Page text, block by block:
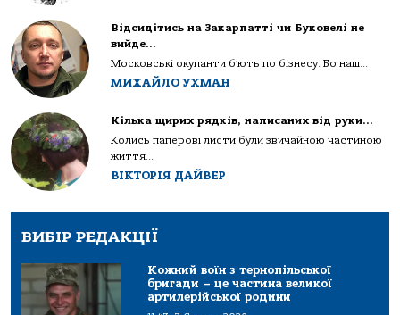
Відсидітись на Закарпатті чи Буковелі не
вийде…
Московські окупанти б’ють по бізнесу. Бо наш...
МИХАЙЛО УХМАН
Кілька щирих рядків, написаних від руки…
Колись паперові листи були звичайною частиною
життя...
ВІКТОРІЯ ДАЙВЕР
ВИБІР РЕДАКЦІЇ
Кожний воїн з тернопільської
бригади – це частина великої
артилерійської родини